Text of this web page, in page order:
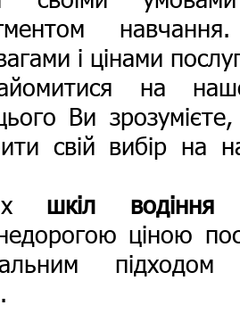
і цінами
на
Ви
свій вибір на
шкіл водіння
ціною